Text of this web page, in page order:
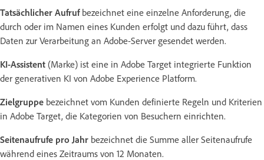
Tatsächlicher Aufruf bezeichnet eine einzelne Anforderung, die
durch oder im Namen eines Kunden erfolgt und dazu führt, dass
Daten zur Verarbeitung an Adobe-Server gesendet werden.
KI-Assistent (Marke) ist eine in Adobe Target integrierte Funktion
der generativen KI von Adobe Experience Platform.
Zielgruppe bezeichnet vom Kunden definierte Regeln und Kriterien
in Adobe Target, die Kategorien von Besuchern einrichten.
Seitenaufrufe pro Jahr bezeichnet die Summe aller Seitenaufrufe
während eines Zeitraums von 12 Monaten.